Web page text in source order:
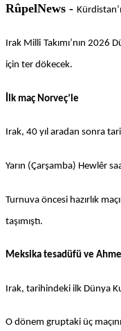
RûpelNews -
Irak Milli Takımı’nın 2026
için ter dökecek.
İlk maç Norveç’le
Irak, 40 yıl aradan sonra
Yarın (Çarşamba) Hewlêr
Turnuva öncesi hazırlık
taşımıştı.
Meksika tesadüfü ve
Irak, tarihindeki ilk Dünya
O dönem gruptaki üç